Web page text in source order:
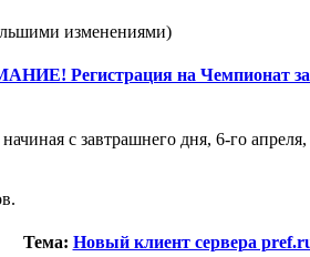
изменениями)
Регистрация на Чемпионат
с завтрашнего дня, 6-го
Тема: Новый клиент сервера